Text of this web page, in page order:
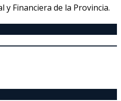
y Financiera de la Provincia.